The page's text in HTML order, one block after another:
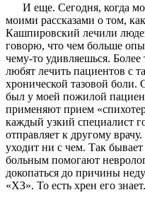
И еще. Сегодня, когда
моими рассказами о том,
Кашпировский лечили
говорю, что чем больше
чему-то удивляешься. Более
любят лечить пациентов с
хронической тазовой
был у моей пожилой
применяют прием
каждый узкий специалист
отправляет к другому
уходит ни с чем. Так
больным помогают
докопаться до причины
«ХЗ». То есть хрен его знает.